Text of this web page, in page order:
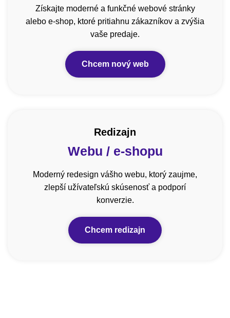
Získajte moderné a funkčné webové stránky
alebo e-shop, ktoré pritiahnu zákazníkov a zvýšia
vaše predaje.
Chcem nový web
Redizajn
Webu / e-shopu
Moderný redesign vášho webu, ktorý zaujme,
zlepší užívateľskú skúsenosť a podporí
konverzie.
Chcem redizajn